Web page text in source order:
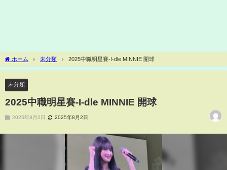
ホーム 未分類 2025中職明星賽-I-dle MINNIE 開球
未分類
2025中職明星賽-I-dle MINNIE 開球
2025年8月2日 2025年8月2日